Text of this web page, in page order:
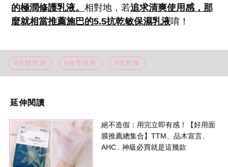
的極潤修護乳液。相對地，若追求清爽使用感，那
麼就相當推薦施巴的5.5抗乾敏保濕乳液唷！
#身體乳液 #換季保養 #抗乾癢
延伸閱讀
絕不造假：用完立即有感！【好用面
膜推薦總集合】TTM、品木宣言、
AHC...神級必買就是這幾款